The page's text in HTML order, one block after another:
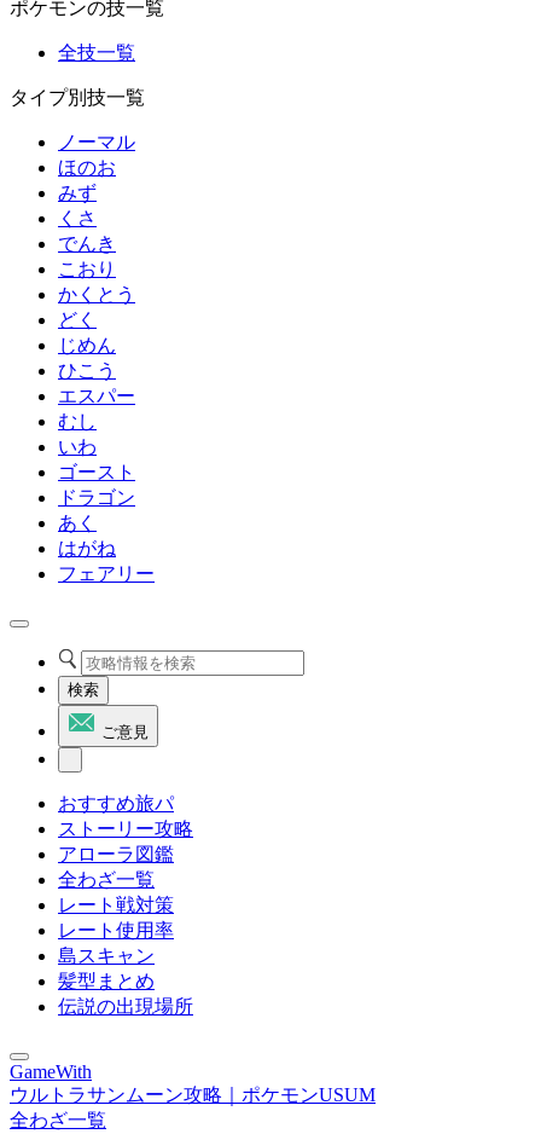
ポケモンの技一覧
全技一覧
タイプ別技一覧
ノーマル
ほのお
みず
くさ
でんき
こおり
かくとう
どく
じめん
ひこう
エスパー
むし
いわ
ゴースト
ドラゴン
あく
はがね
フェアリー
検索
ご意見
おすすめ旅パ
ストーリー攻略
アローラ図鑑
全わざ一覧
レート戦対策
レート使用率
島スキャン
髪型まとめ
伝説の出現場所
GameWith
ウルトラサンムーン攻略｜ポケモンUSUM
全わざ一覧